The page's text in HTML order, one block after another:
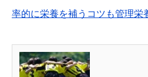
率的に栄養を補うコツも管理栄